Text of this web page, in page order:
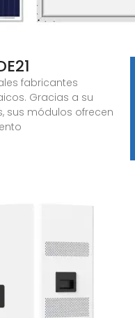
fabricantes
Gracias a su
sus módulos ofrecen